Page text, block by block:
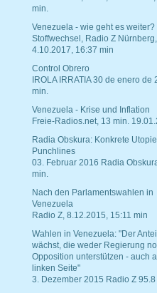
min.
Venezuela - wie geht es weiter?
Stoffwechsel, Radio Z Nürnberg,
4.10.2017, 16:37 min
Control Obrero
IROLA IRRATIA 30 de enero de
min.
Venezuela - Krise und Inflation
Freie-Radios.net, 13 min.
Radia Obskura: Konkrete
Punchlines
03. Februar 2016 Radia
min.
Nach den Parlamentswahlen in
Venezuela
Radio Z, 8.12.2015, 15:11 min
Wahlen in Venezuela: "Der
wächst, die weder Regierung
Opposition unterstützen - auch
linken Seite"
3. Dezember 2015 Radio Z 95.8